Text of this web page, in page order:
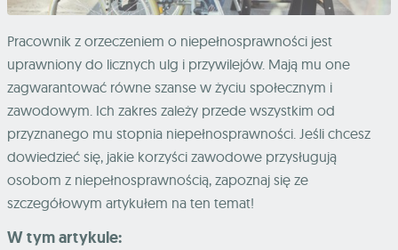
Pracownik z orzeczeniem o niepełnosprawności jest
uprawniony do licznych ulg i przywilejów. Mają mu one
zagwarantować równe szanse w życiu społecznym i
zawodowym. Ich zakres zależy przede wszystkim od
przyznanego mu stopnia niepełnosprawności. Jeśli chcesz
dowiedzieć się, jakie korzyści zawodowe przysługują
osobom z niepełnosprawnością, zapoznaj się ze
szczegółowym artykułem na ten temat!
W tym artykule: